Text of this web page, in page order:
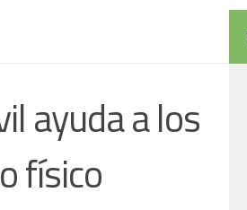
ayuda a los
físico